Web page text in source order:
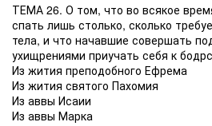
ТЕМА 26. О том, что во всякое
спать лишь столько, сколько
тела, и что начавшие совершать
ухищрениями приучать себя к
Из жития преподобного Ефрема
Из жития святого Пахомия
Из аввы Исаии
Из аввы Марка